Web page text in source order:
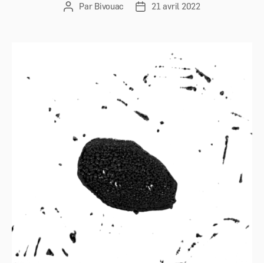
Auteur
Par Bivouac
Date21 avril 2022